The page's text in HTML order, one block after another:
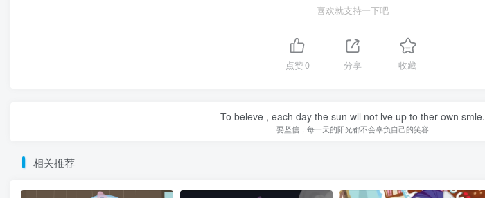
喜欢就支持一下吧
点赞0 分享 收藏
To beleve , each day the sun wll not lve up to ther own smle.
要坚信，每一天的阳光都不会辜负自己的笑容
相关推荐